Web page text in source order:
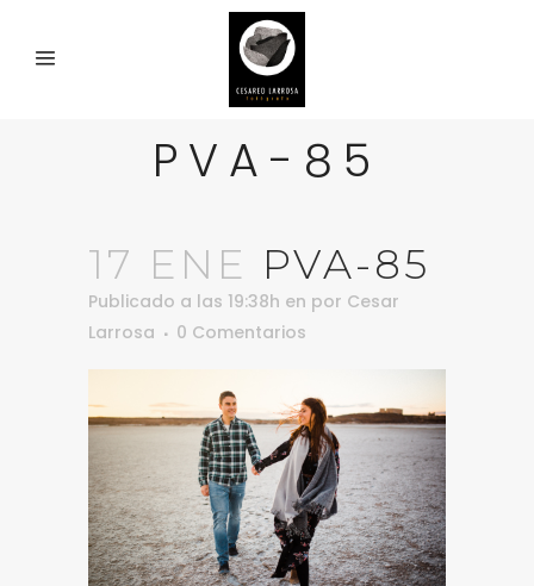
PVA-85
17 ENE PVA-85
Publicado a las 19:38h en por Cesar
Larrosa
0 Comentarios